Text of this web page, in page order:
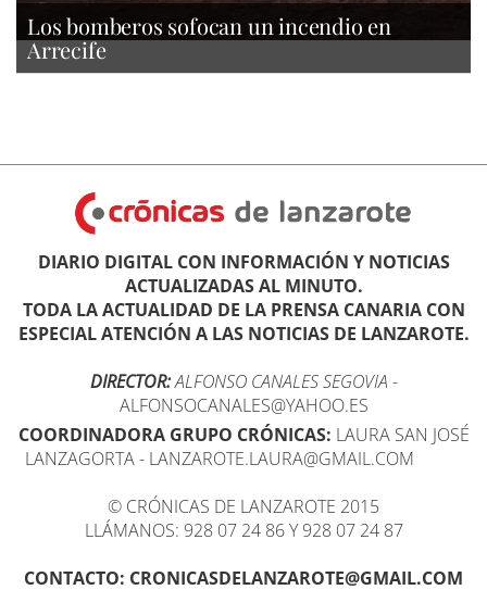
Los bomberos sofocan un incendio en
Arrecife
DIARIO DIGITAL CON INFORMACIÓN Y NOTICIAS
ACTUALIZADAS AL MINUTO.
TODA LA ACTUALIDAD DE LA PRENSA CANARIA CON
ESPECIAL ATENCIÓN A LAS NOTICIAS DE LANZAROTE.
DIRECTOR:ALFONSO CANALES SEGOVIA -
ALFONSOCANALES@YAHOO.ES
COORDINADORA GRUPO CRÓNICAS: LAURA SAN JOSÉ
LANZAGORTA - LANZAROTE.LAURA@GMAIL.COM
© CRÓNICAS DE LANZAROTE 2015
LLÁMANOS: 928 07 24 86 Y 928 07 24 87
CONTACTO: CRONICASDELANZAROTE@GMAIL.COM